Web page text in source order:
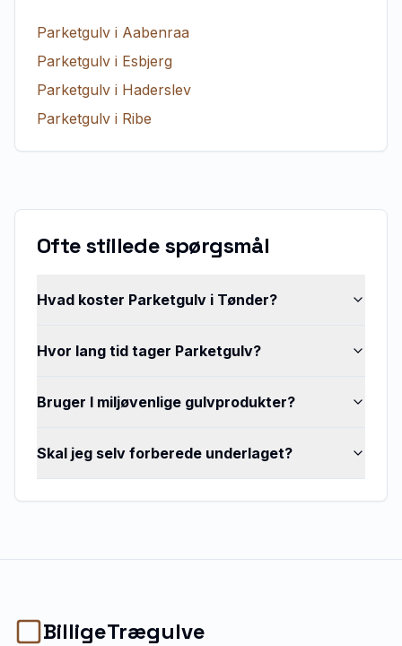
Parketgulv i Aabenraa
Parketgulv i Esbjerg
Parketgulv i Haderslev
Parketgulv i Ribe
Ofte stillede spørgsmål
Hvad koster Parketgulv i Tønder?
Hvor lang tid tager Parketgulv?
Bruger I miljøvenlige gulvprodukter?
Skal jeg selv forberede underlaget?
BilligeTrægulve